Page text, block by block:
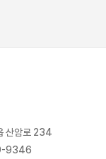
산암로 234
9346